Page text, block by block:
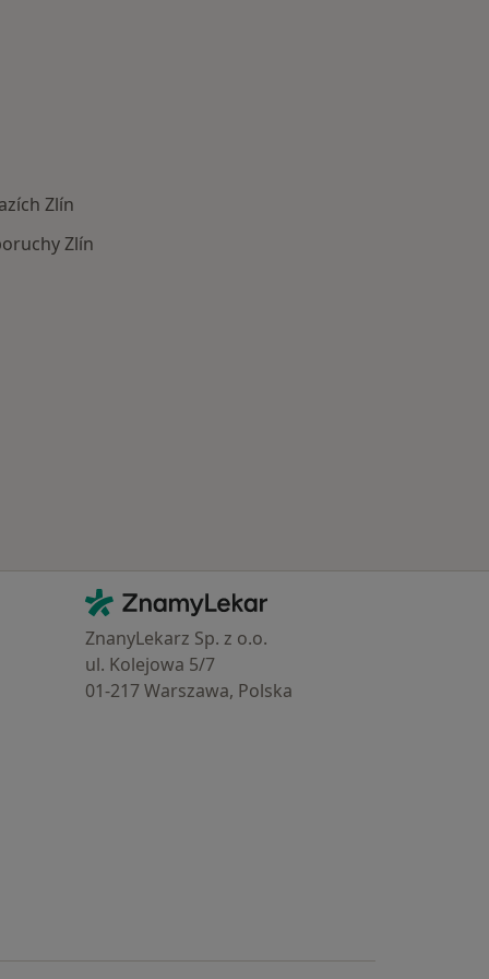
Zlín
Zlín
Kontakt
ZnamyLekar - Hlavní stránka
ZnanyLekarz Sp. z o.o.
ul. Kolejowa 5/7
01-217 Warszawa, Polska